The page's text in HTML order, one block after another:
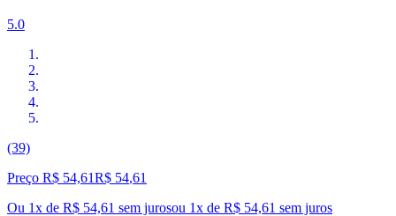
5.0
(39)
Preço R$ 54,61R$ 54,61
Ou 1x de R$ 54,61 sem jurosou 1x de R$ 54,61 sem juros